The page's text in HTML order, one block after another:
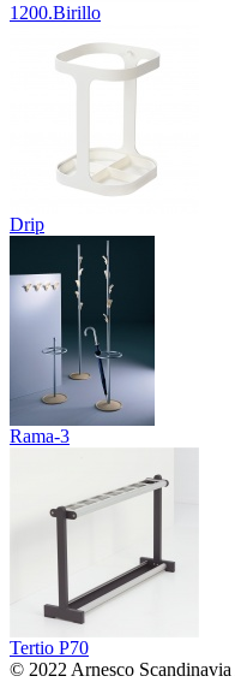
1200.Birillo
Drip
Rama-3
Tertio P70
© 2022 Arnesco